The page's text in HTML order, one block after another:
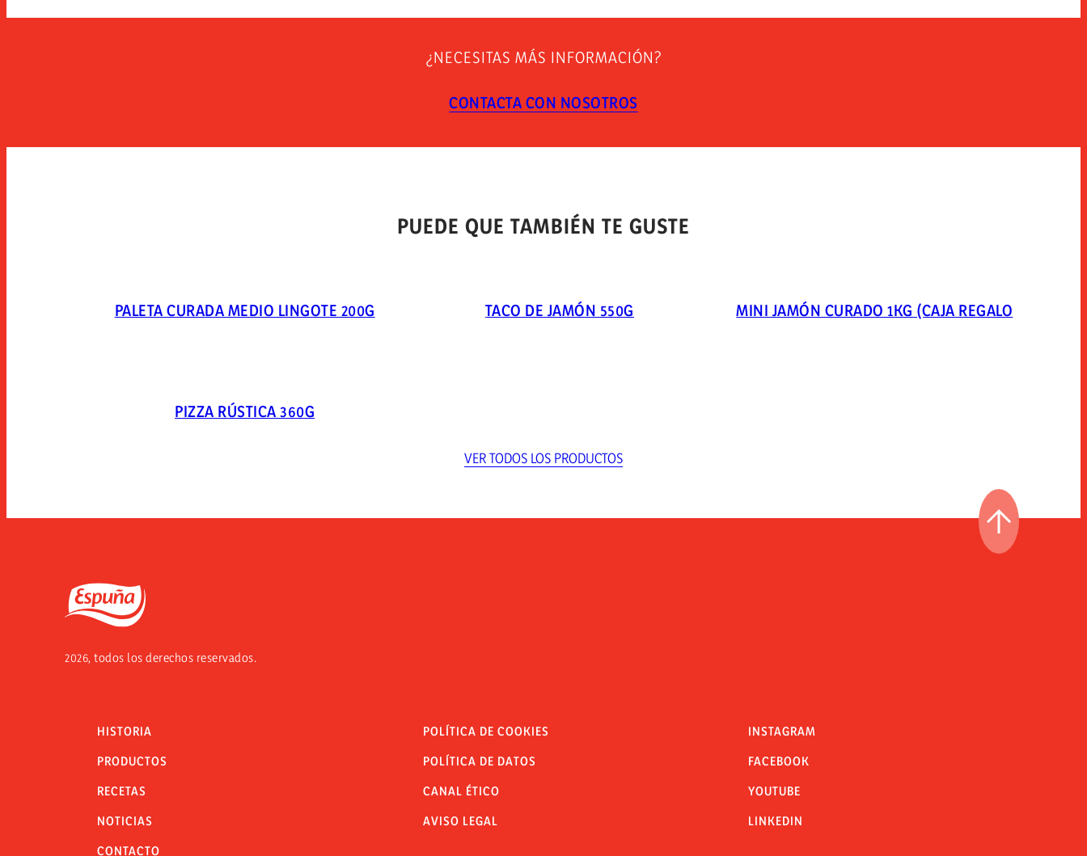
¿NECESITAS MÁS INFORMACIÓN?
CONTACTA CON NOSOTROS
PUEDE QUE TAMBIÉN TE GUSTE
PALETA CURADA MEDIO LINGOTE 200G TACO DE JAMÓN 550G MINI JAMÓN CURADO 1KG (CAJA REGALO
PIZZA RÚSTICA 360G
VER TODOS LOS PRODUCTOS
Espuña
2026, todos los derechos reservados.
HISTORIA
PRODUCTOS
RECETAS
NOTICIAS
CONTACTO
POLÍTICA DE COOKIES
POLÍTICA DE DATOS
CANAL ÉTICO
AVISO LEGAL
INSTAGRAM
FACEBOOK
YOUTUBE
LINKEDIN
IR AL